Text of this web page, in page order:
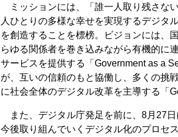
ミッションには、「誰一人取り残さな
人ひとりの多様な幸せを実現するデジタ
を創造することを標榜。ビジョンには、
らゆる関係者を巻き込みながら有機的に
サービスを提供する「Government as a
が、互いの信頼のもと協働し、多くの挑
に社会全体のデジタル改革を主導する「
また、デジタル庁発足を前に、8月27日
今後取り組んでいくデジタル化のプロセ